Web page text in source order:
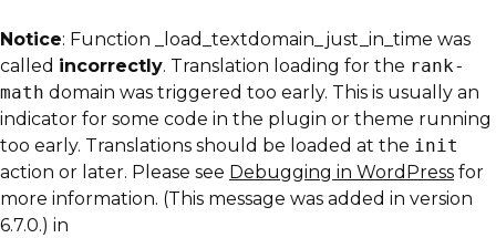
Notice: Function _load_textdomain_just_in_time was
called incorrectly. Translation loading for the rank-
math domain was triggered too early. This is usually an
indicator for some code in the plugin or theme running
too early. Translations should be loaded at the init
action or later. Please see Debugging in WordPress for
more information. (This message was added in version
6.7.0.) in